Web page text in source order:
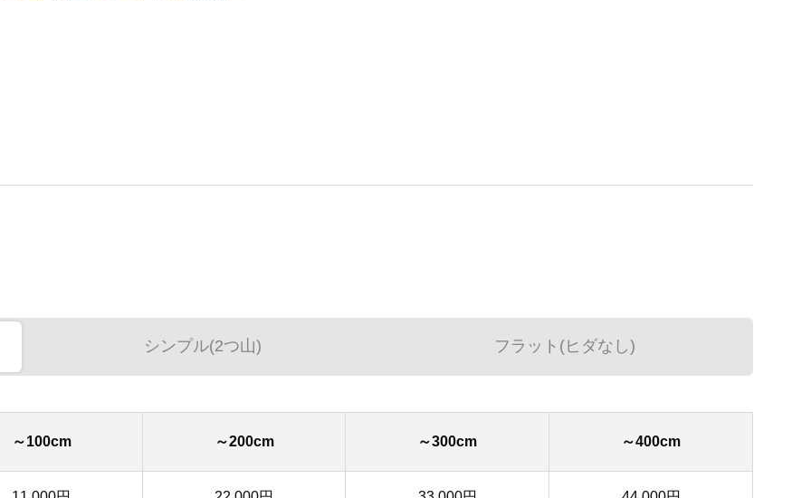
シンプル(2つ山) フラット(ヒダなし)
～100cm ～200cm ～300cm ～400cm